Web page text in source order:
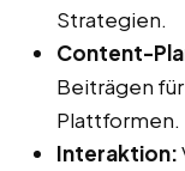
Strategien.
Content-
Beiträgen
Plattformen.
Interaktion: